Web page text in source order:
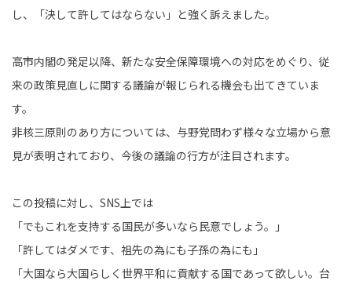
し、「決して許してはならない」と強く訴えました。
高市内閣の発足以降、新たな安全保障環境への対応をめぐり、従
来の政策見直しに関する議論が報じられる機会も出てきていま
す。
非核三原則のあり方については、与野党問わず様々な立場から意
見が表明されており、今後の議論の行方が注目されます。
この投稿に対し、SNS上では
「でもこれを支持する国民が多いなら民意でしょう。」
「許してはダメです、祖先の為にも子孫の為にも」
「大国なら大国らしく世界平和に貢献する国であって欲しい。台